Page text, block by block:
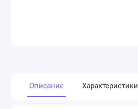
Описание Характеристики